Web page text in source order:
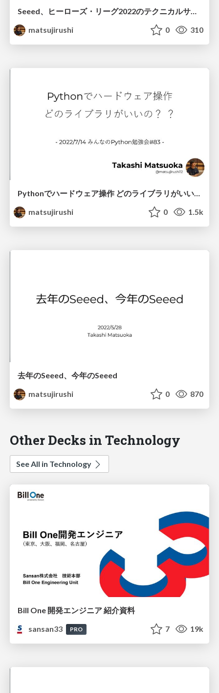
matsujirushi
0 310
Pythonでハードウェア操作 どのライブラリがいいの？ ？
matsujirushi
0 1.5k
去年のSeeed、今年のSeeed
matsujirushi
0 870
Other Decks in Technology
See All in Technology
Bill One 開発エンジニア 紹介資料
sansan33
PRO 7 19k